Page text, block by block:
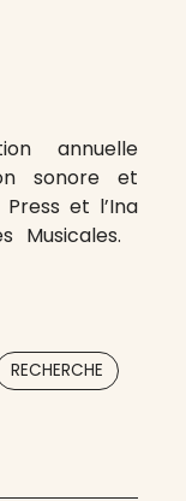
annuelle
sonore et
et l’Ina
Musicales.
RECHERCHE